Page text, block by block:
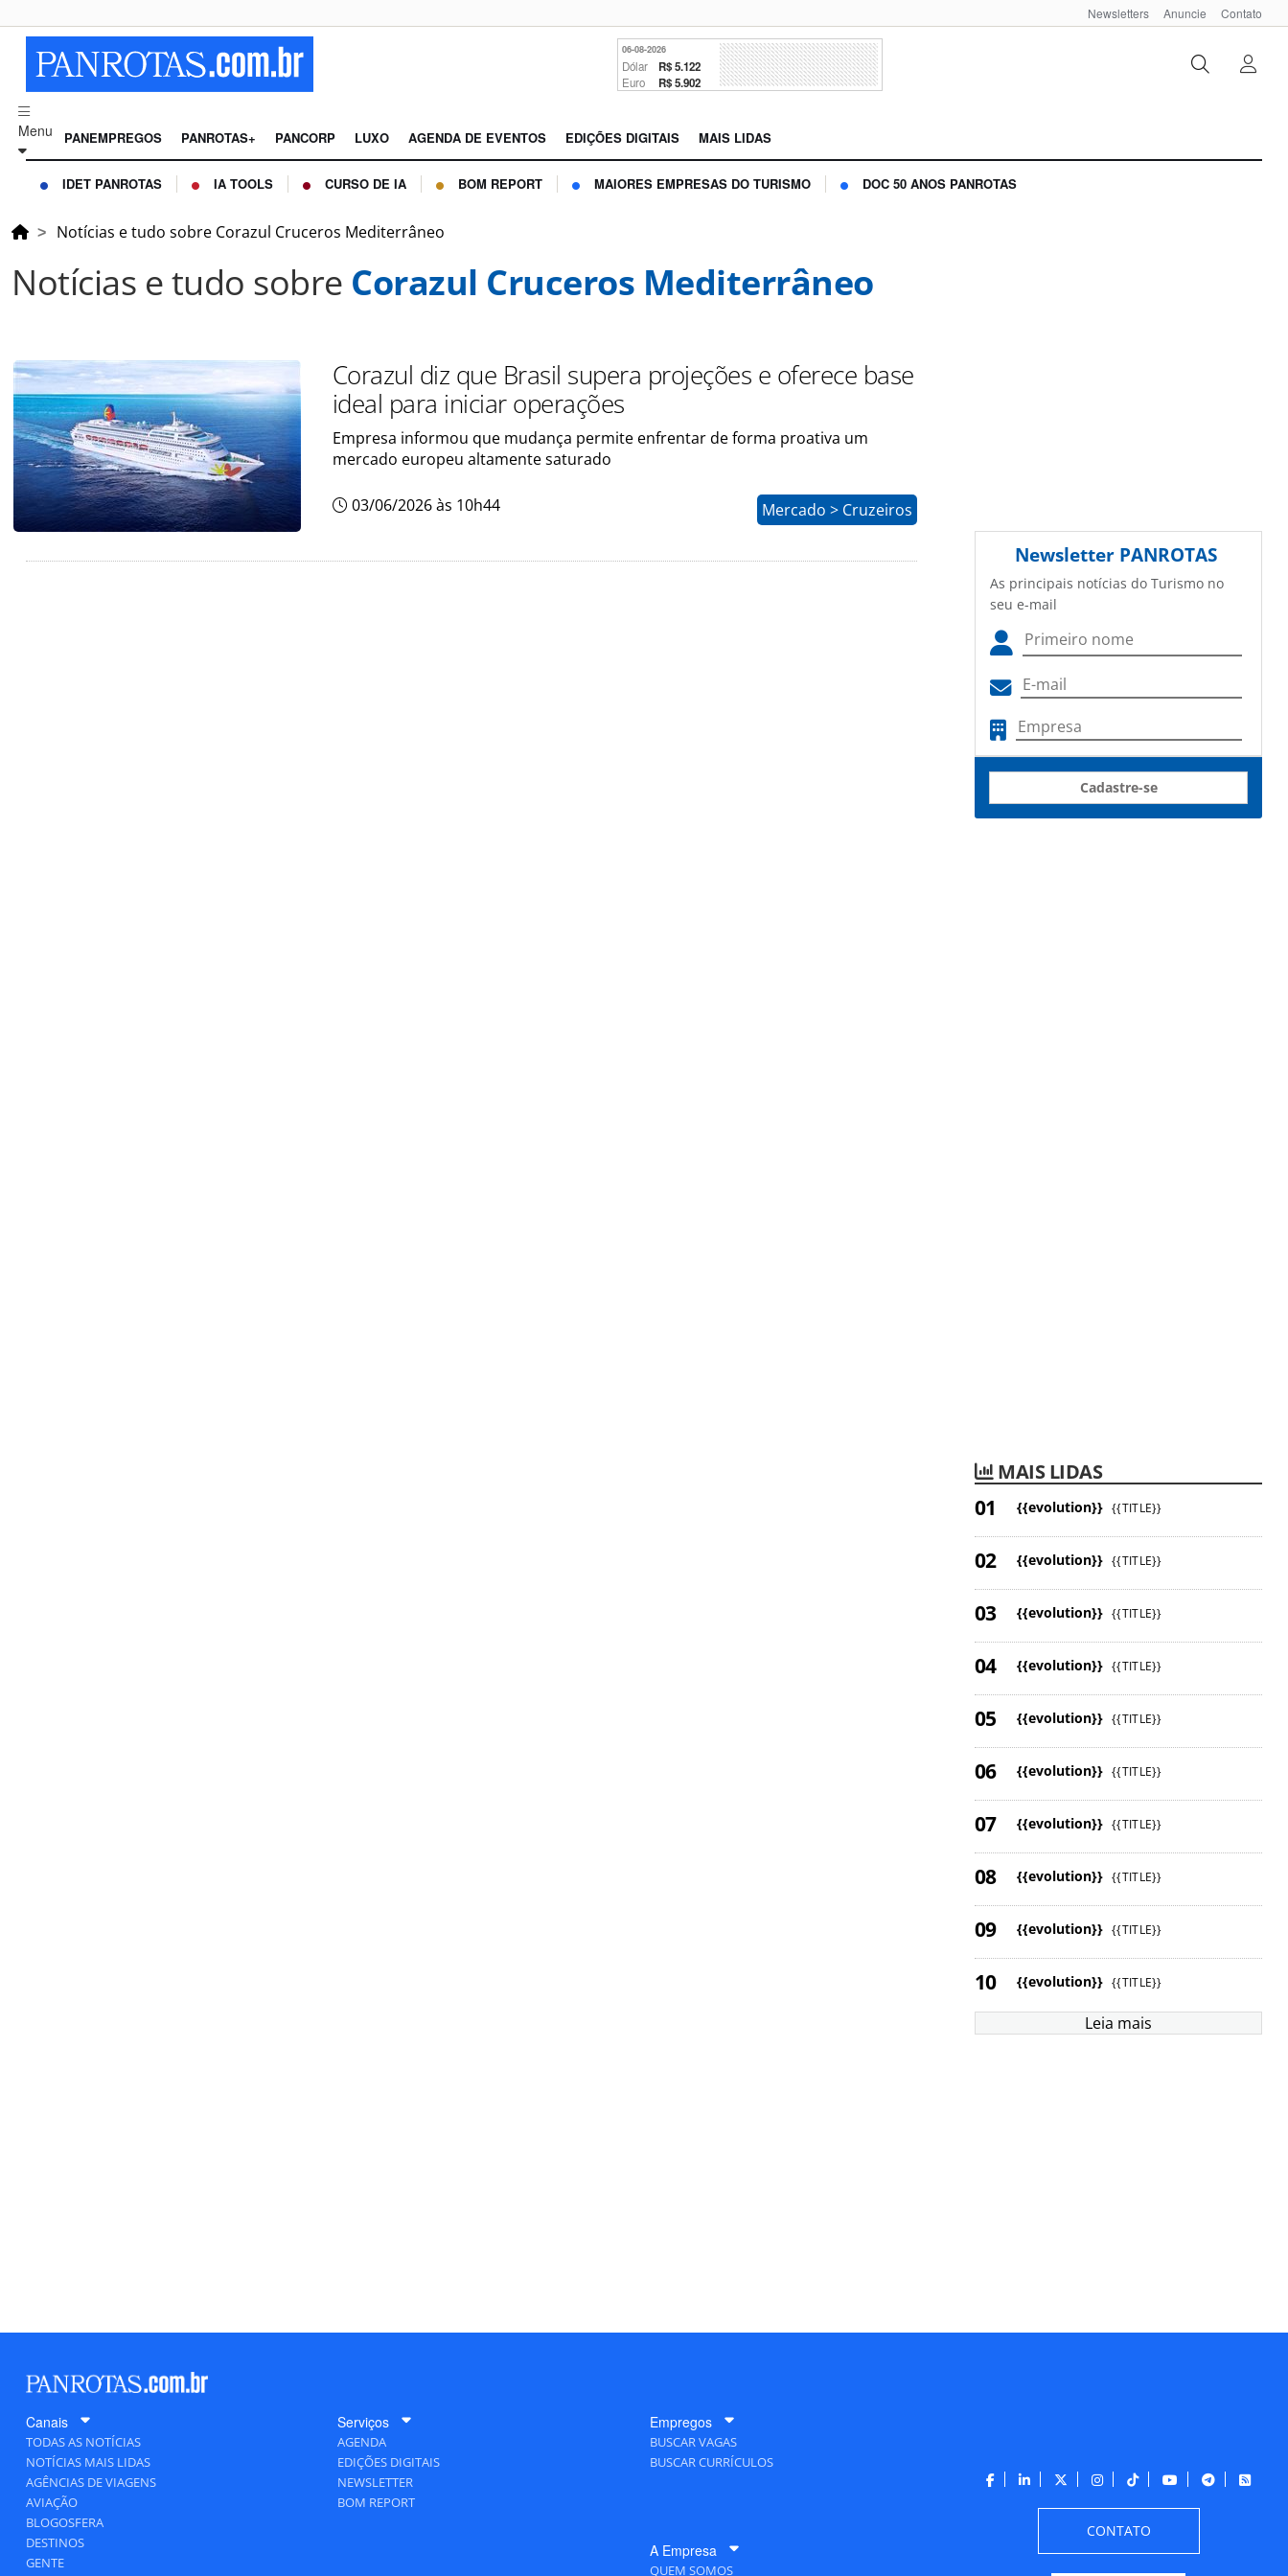
Newsletters Anuncie Contato
06-08-2026
Dólar R$ 5.122
Euro R$ 5.902
Menu PANEMPREGOS PANROTAS+ PANCORP LUXO AGENDA DE EVENTOS EDIÇÕES DIGITAIS MAIS LIDAS
IDET PANROTAS IA TOOLS CURSO DE IA BOM REPORT MAIORES EMPRESAS DO TURISMO DOC 50 ANOS PANROTAS
Notícias e tudo sobre Corazul Cruceros Mediterrâneo
Notícias e tudo sobre Corazul Cruceros Mediterrâneo
Corazul diz que Brasil supera projeções e oferece base
ideal para iniciar operações
Empresa informou que mudança permite enfrentar de forma proativa um
mercado europeu altamente saturado
03/06/2026 às 10h44 Mercado > Cruzeiros
Newsletter PANROTAS
As principais notícias do Turismo no
seu e-mail
Cadastre-se
MAIS LIDAS
{{evolution}} {{TITLE}}
{{evolution}} {{TITLE}}
{{evolution}} {{TITLE}}
{{evolution}} {{TITLE}}
{{evolution}} {{TITLE}}
{{evolution}} {{TITLE}}
{{evolution}} {{TITLE}}
{{evolution}} {{TITLE}}
{{evolution}} {{TITLE}}
{{evolution}} {{TITLE}}
Leia mais
Canais
TODAS AS NOTÍCIAS
NOTÍCIAS MAIS LIDAS
AGÊNCIAS DE VIAGENS
AVIAÇÃO
BLOGOSFERA
DESTINOS
GENTE
Serviços
AGENDA
EDIÇÕES DIGITAIS
NEWSLETTER
BOM REPORT
Empregos
BUSCAR VAGAS
BUSCAR CURRÍCULOS
A Empresa
QUEM SOMOS
CONTATO